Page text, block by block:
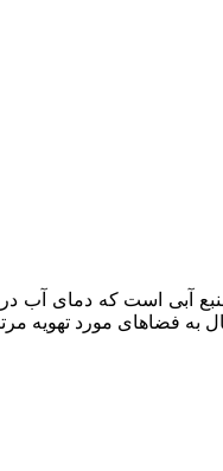
آبی است که دمای آب
فضاهای مورد تهویه